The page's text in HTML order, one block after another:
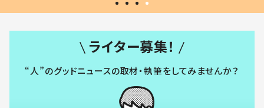
ライター募集！
“人”のグッドニュースの取材・執筆をしてみませんか？